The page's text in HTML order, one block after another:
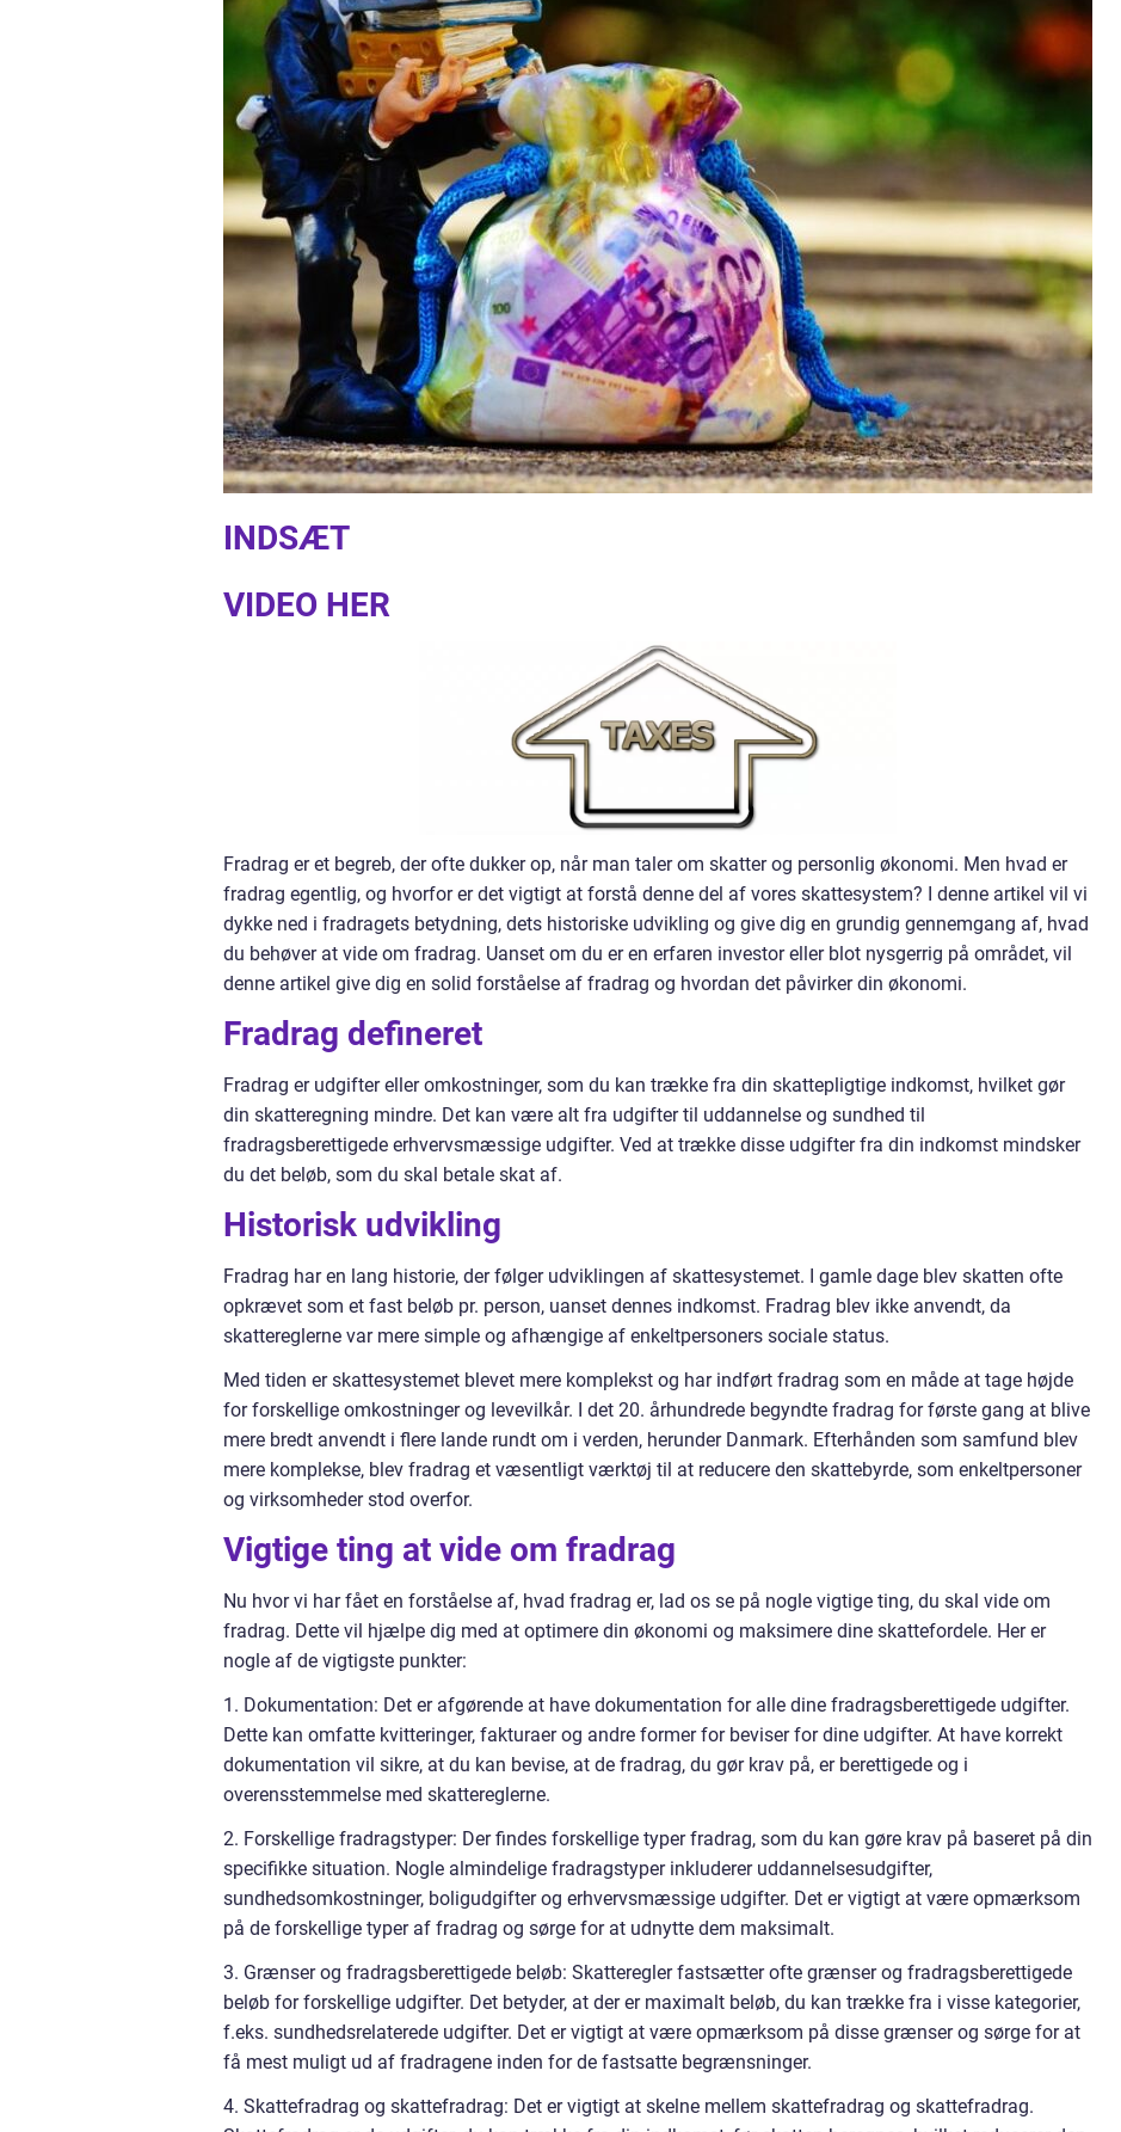
INDSÆT
VIDEO HER
Fradrag er et begreb, der ofte dukker op, når man taler om skatter og personlig økonomi. Men hvad er
fradrag egentlig, og hvorfor er det vigtigt at forstå denne del af vores skattesystem? I denne artikel vil vi
dykke ned i fradragets betydning, dets historiske udvikling og give dig en grundig gennemgang af, hvad
du behøver at vide om fradrag. Uanset om du er en erfaren investor eller blot nysgerrig på området, vil
denne artikel give dig en solid forståelse af fradrag og hvordan det påvirker din økonomi.
Fradrag defineret
Fradrag er udgifter eller omkostninger, som du kan trække fra din skattepligtige indkomst, hvilket gør
din skatteregning mindre. Det kan være alt fra udgifter til uddannelse og sundhed til
fradragsberettigede erhvervsmæssige udgifter. Ved at trække disse udgifter fra din indkomst mindsker
du det beløb, som du skal betale skat af.
Historisk udvikling
Fradrag har en lang historie, der følger udviklingen af skattesystemet. I gamle dage blev skatten ofte
opkrævet som et fast beløb pr. person, uanset dennes indkomst. Fradrag blev ikke anvendt, da
skattereglerne var mere simple og afhængige af enkeltpersoners sociale status.
Med tiden er skattesystemet blevet mere komplekst og har indført fradrag som en måde at tage højde
for forskellige omkostninger og levevilkår. I det 20. århundrede begyndte fradrag for første gang at blive
mere bredt anvendt i flere lande rundt om i verden, herunder Danmark. Efterhånden som samfund blev
mere komplekse, blev fradrag et væsentligt værktøj til at reducere den skattebyrde, som enkeltpersoner
og virksomheder stod overfor.
Vigtige ting at vide om fradrag
Nu hvor vi har fået en forståelse af, hvad fradrag er, lad os se på nogle vigtige ting, du skal vide om
fradrag. Dette vil hjælpe dig med at optimere din økonomi og maksimere dine skattefordele. Her er
nogle af de vigtigste punkter:
1. Dokumentation: Det er afgørende at have dokumentation for alle dine fradragsberettigede udgifter.
Dette kan omfatte kvitteringer, fakturaer og andre former for beviser for dine udgifter. At have korrekt
dokumentation vil sikre, at du kan bevise, at de fradrag, du gør krav på, er berettigede og i
overensstemmelse med skattereglerne.
2. Forskellige fradragstyper: Der findes forskellige typer fradrag, som du kan gøre krav på baseret på din
specifikke situation. Nogle almindelige fradragstyper inkluderer uddannelsesudgifter,
sundhedsomkostninger, boligudgifter og erhvervsmæssige udgifter. Det er vigtigt at være opmærksom
på de forskellige typer af fradrag og sørge for at udnytte dem maksimalt.
3. Grænser og fradragsberettigede beløb: Skatteregler fastsætter ofte grænser og fradragsberettigede
beløb for forskellige udgifter. Det betyder, at der er maximalt beløb, du kan trække fra i visse kategorier,
f.eks. sundhedsrelaterede udgifter. Det er vigtigt at være opmærksom på disse grænser og sørge for at
få mest muligt ud af fradragene inden for de fastsatte begrænsninger.
4. Skattefradrag og skattefradrag: Det er vigtigt at skelne mellem skattefradrag og skattefradrag.